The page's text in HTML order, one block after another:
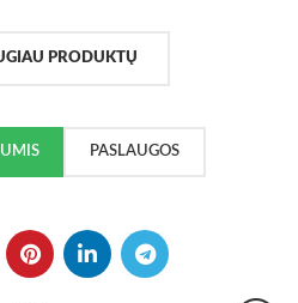
PRODUKTŲ
PASLAUGOS